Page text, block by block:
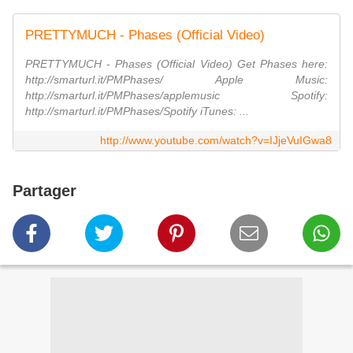
PRETTYMUCH - Phases (Official Video)
PRETTYMUCH - Phases (Official Video) Get Phases here:
http://smarturl.it/PMPhases/ Apple Music:
http://smarturl.it/PMPhases/applemusic Spotify:
http://smarturl.it/PMPhases/Spotify iTunes: ...
http://www.youtube.com/watch?v=IJjeVuIGwa8
Partager